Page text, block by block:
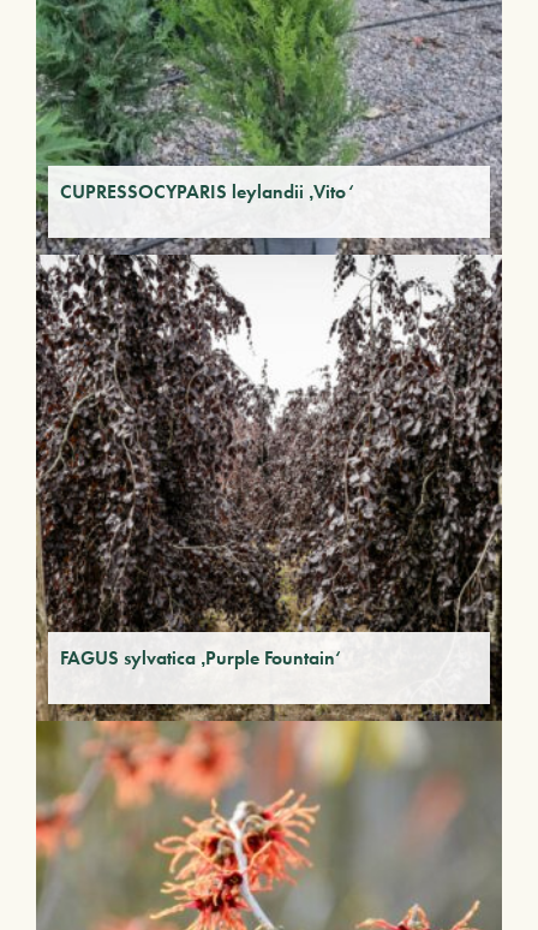
CUPRESSOCYPARIS leylandii ‚Vito‘
FAGUS sylvatica ‚Purple Fountain‘